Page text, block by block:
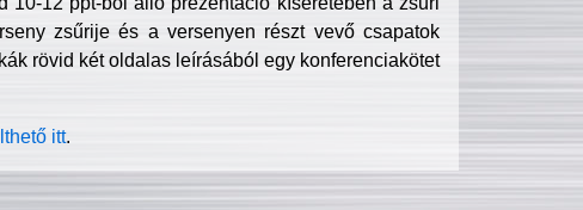
zsűrije és a versenyen részt vevő csapatok
rövid két oldalas leírásából egy konferenciakötet
itt.